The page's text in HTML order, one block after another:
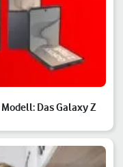
Das Galaxy Z